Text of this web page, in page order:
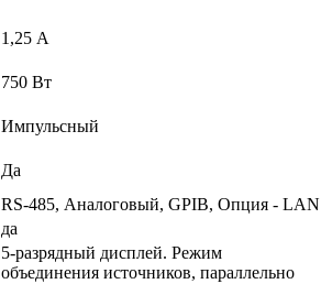
1,25 А
750 Вт
Импульсный
Да
RS-485, Аналоговый, GPIB, Опция - LAN
да
5-разрядный дисплей. Режим
объединения источников, параллельно